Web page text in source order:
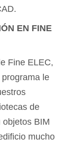
EN FINE
Fine ELEC,
le
de
BIM
mucho